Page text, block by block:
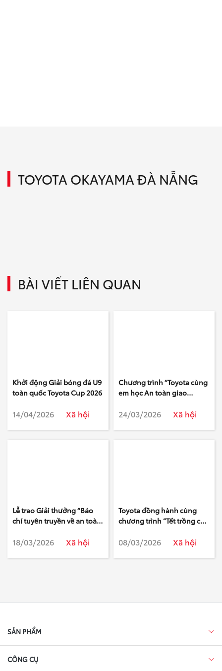
TOYOTA OKAYAMA ĐÀ NẴNG
BÀI VIẾT LIÊN QUAN
Khởi động Giải bóng đá U9
toàn quốc Toyota Cup 2026
14/04/2026 Xã hội
Chương trình “Toyota cùng
em học An toàn giao
2026 tiếp tục góp phần
24/03/2026 Xã hội
Lễ trao Giải thưởng “Báo
chí tuyên truyền về an toàn
18/03/2026 Xã hội
Toyota đồng hành cùng
chương trình “Tết trồng cây
Xuân Bính Ngọ 2026
08/03/2026 Xã hội
SẢN PHẨM
CÔNG CỤ